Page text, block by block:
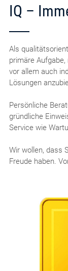
IQ –
Als
primäre
vor allem auch
Lösungen
Persönliche
gründliche
Service wie
Wir wollen, dass
Freude haben.